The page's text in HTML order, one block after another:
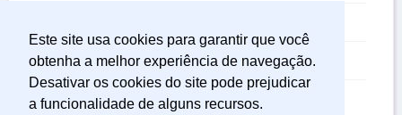
Este site usa cookies para garantir que você
obtenha a melhor experiência de navegação.
Desativar os cookies do site pode prejudicar
a funcionalidade de alguns recursos.
Frases para Casal Feliz
Frases de Felicidade para Status